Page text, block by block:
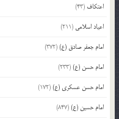
اعتکاف (43)
اعیاد اسلامی (211)
امام جعفر صادق (ع)(372)
امام حسن (ع)(233)
امام حسن عسکری (ع)(172)
امام حسین (ع)(847)